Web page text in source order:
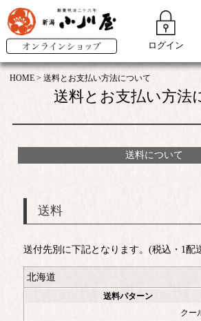
ログイン
HOME 送料とお支払い方法について
送料とお支払い方法
送料について
送料
送付先別に下記となります。(税込・1配
北海道
送料パターン
クー